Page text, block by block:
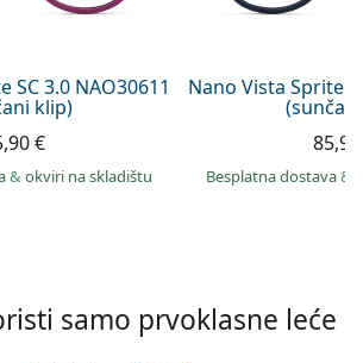
naočala
SC 3.0 NAO30611
klip)
€
& okviri na skladištu
Nano Vista Sprite
Besplatna dostava&
samo prvoklasne leće